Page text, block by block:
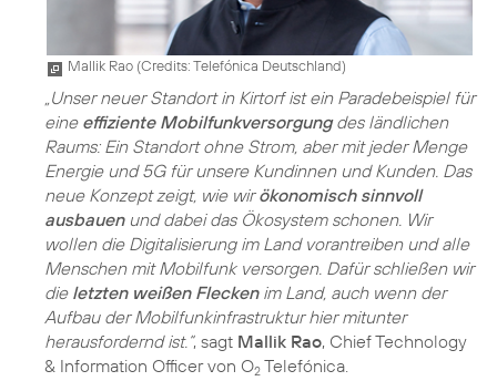
Mallik Rao (Credits: Telefónica Deutschland)
„Unser neuer Standort in Kirtorf ist ein Paradebeispiel für
eine effiziente Mobilfunkversorgungdes ländlichen
Raums: Ein Standort ohne Strom, aber mit jeder Menge
Energie und 5G für unsere Kundinnen und Kunden. Das
neue Konzept zeigt, wie wirökonomisch sinnvoll
ausbauenund dabei das Ökosystem schonen. Wir
wollen die Digitalisierung im Land vorantreiben und alle
Menschen mit Mobilfunk versorgen. Dafür schließen wir
die letzten weißen Fleckenim Land, auch wenn der
Aufbau der Mobilfunkinfrastruktur hier mitunter
herausfordernd ist.“, sagt Mallik Rao, Chief Technology
& Information Officer von O2 Telefónica.